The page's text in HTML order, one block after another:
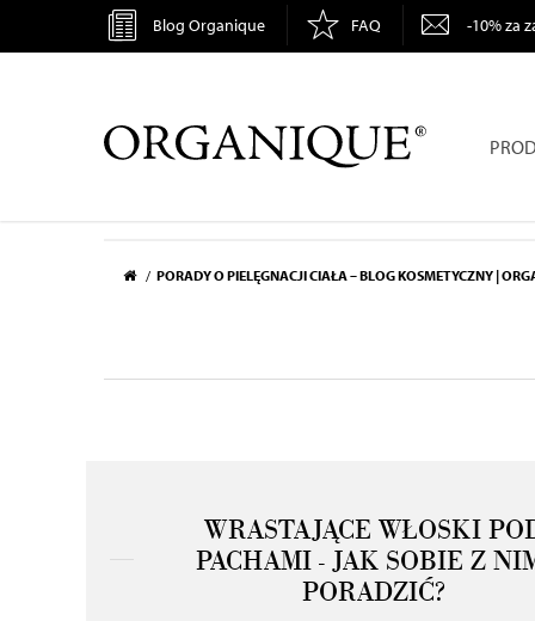
Blog Organique FAQ -10% za
ORGANIQUE
PORADY O PIELĘGNACJI CIAŁA – BLOG KOSMETYCZNY |
WRASTAJĄCE WŁOSKI
PACHAMI - JAK SOBIE Z
PORADZIĆ?